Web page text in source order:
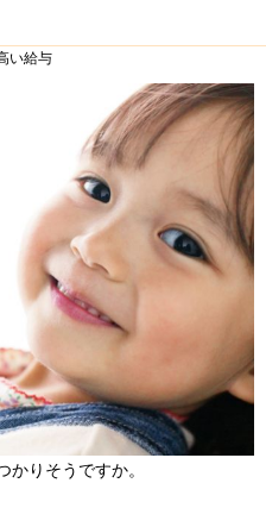
い給与
りそうですか。